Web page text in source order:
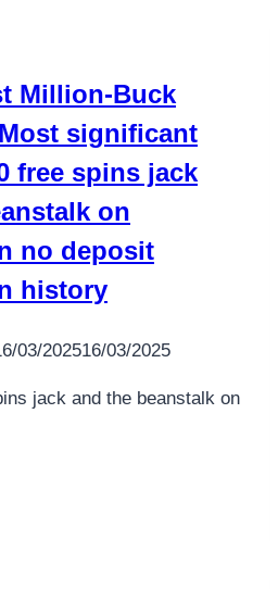
Million-Buck
significant
free spins jack
on
no deposit
history
03/202516/03/2025
jack and the beanstalk on